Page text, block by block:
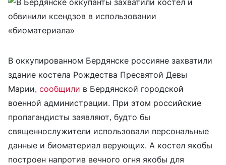
В оккупированном Бердянске россияне захватили
здание костела Рождества Пресвятой Девы
Марии, сообщили в Бердянской городской
военной администрации. При этом российские
пропагандисты заявляют, будто бы
священнослужители использовали персональные
данные и биоматериал верующих. А костел якобы
построен напротив вечного огня якобы для